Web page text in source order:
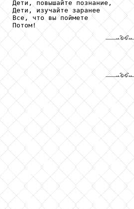
Дети, повышайте познание,
Дети, изучайте заранее
Все, что вы поймете
Потом!